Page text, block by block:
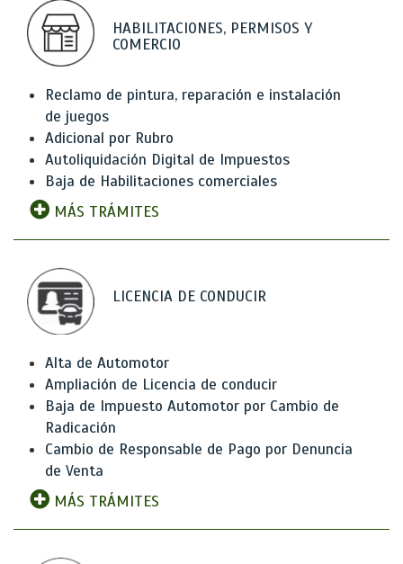
HABILITACIONES, PERMISOS Y
COMERCIO
Reclamo de pintura, reparación e instalación
de juegos
Adicional por Rubro
Autoliquidación Digital de Impuestos
Baja de Habilitaciones comerciales
MÁS TRÁMITES
LICENCIA DE CONDUCIR
Alta de Automotor
Ampliación de Licencia de conducir
Baja de Impuesto Automotor por Cambio de
Radicación
Cambio de Responsable de Pago por Denuncia
de Venta
MÁS TRÁMITES